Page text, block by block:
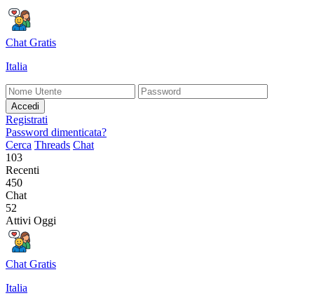
Chat Gratis
Italia
Accedi
Registrati
Password dimenticata?
Cerca Threads Chat
103
Recenti
450
Chat
52
Attivi Oggi
Chat Gratis
Italia